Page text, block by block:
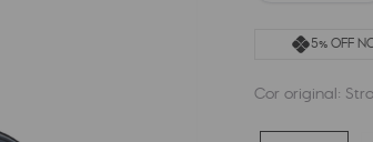
5% OFF
Cor original: